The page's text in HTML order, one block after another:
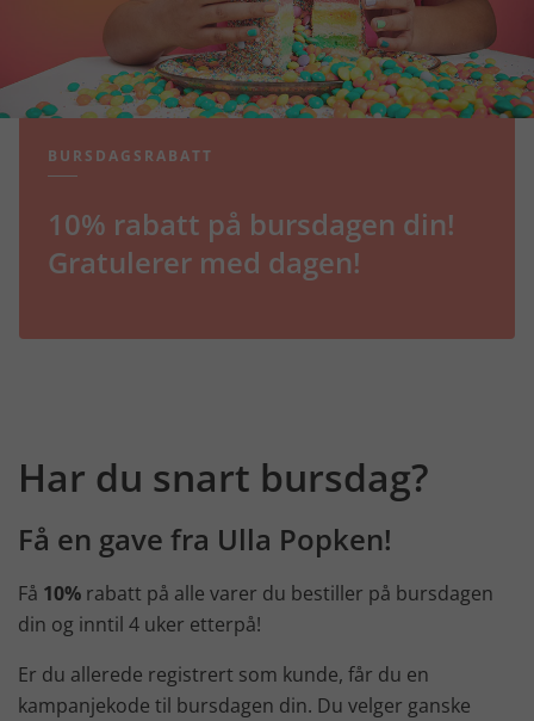
BURSDAGSRABATT
10% rabatt på bursdagen din!
Gratulerer med dagen!
Har du snart bursdag?
Få en gave fra Ulla Popken!
Få 10% rabatt på alle varer du bestiller på bursdagen
din og inntil 4 uker etterpå!
Er du allerede registrert som kunde, får du en
kampanjekode til bursdagen din. Du velger ganske